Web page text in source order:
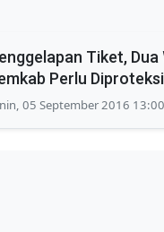
Tiket, Dua
Perlu Diproteksi
05 September 2016 13:00